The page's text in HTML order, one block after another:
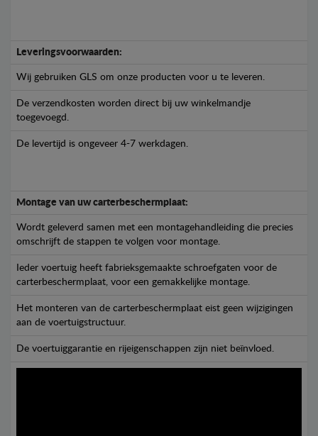
Leveringsvoorwaarden:
Wij gebruiken GLS om onze producten voor u te leveren.
De verzendkosten worden direct bij uw winkelmandje
toegevoegd.
De levertijd is ongeveer 4-7 werkdagen.
Montage van uw carterbeschermplaat:
Wordt geleverd samen met een montagehandleiding die precies
omschrijft de stappen te volgen voor montage.
Ieder voertuig heeft fabrieksgemaakte schroefgaten voor de
carterbeschermplaat, voor een gemakkelijke montage.
Het monteren van de carterbeschermplaat eist geen wijzigingen
aan de voertuigstructuur.
De voertuiggarantie en rijeigenschappen zijn niet beïnvloed.